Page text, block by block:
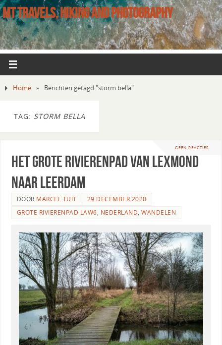
MT TRAVELS, HIKING AND PHOTOGRAPHY
Home » Berichten getagd "storm bella"
TAG: STORM BELLA
GEEN REACTIES
Het Grote rivierenpad van Lexmond
naar Leerdam
DOOR MARCEL TUIT
29 DECEMBER 2020
GROTE RIVIERENPAD LAW6, NEDERLAND,WANDELEN